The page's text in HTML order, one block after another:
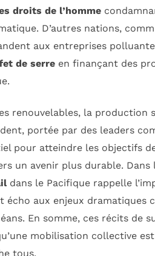
droits de l’homme
D’autres nations,
aux entreprises
de serre en finançant des
renouvelables, la production
portée par des leaders
pour atteindre les objectifs
un avenir plus durable.
dans le Pacifique rappelle
écho aux enjeux dramatiques
En somme, ces récits de
mobilisation collective
tous.